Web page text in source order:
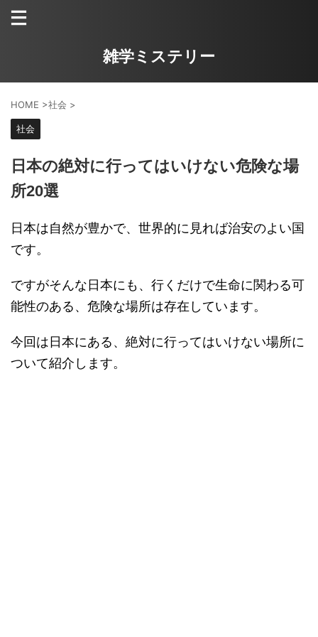
雑学ミステリー
HOME >社会 >
社会
日本の絶対に行ってはいけない危険な場
所20選
日本は自然が豊かで、世界的に見れば治安のよい国
です。
ですがそんな日本にも、行くだけで生命に関わる可
能性のある、危険な場所は存在しています。
今回は日本にある、絶対に行ってはいけない場所に
ついて紹介します。